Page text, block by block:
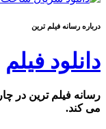
درباره رسانه فيلم ترين
دانلود فیلم
رسانه فیلم ترین در
می کند.